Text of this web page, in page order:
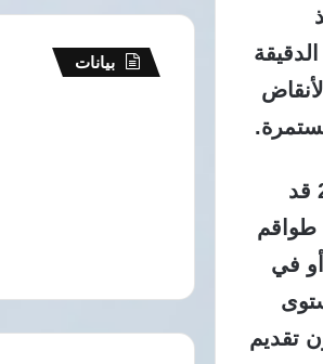
الدقيقة
تؤكد البيانات الموثقة أن الإحصائية التراكمية للضحايا منذ السابع من أكتوبر 2023 قد
طواقم
في
تقديم
بيانات